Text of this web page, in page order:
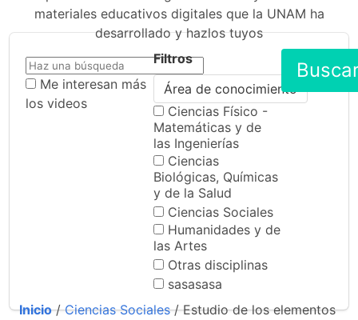
materiales educativos digitales que la UNAM ha
desarrollado y hazlos tuyos
Me interesan más
los videos
Filtros
Área de conocimiento
Ciencias Físico -
Matemáticas y de
las Ingenierías
Ciencias
Biológicas, Químicas
y de la Salud
Ciencias Sociales
Humanidades y de
las Artes
Otras disciplinas
sasasasa
Inicio/Ciencias Sociales/ Estudio de los elementos